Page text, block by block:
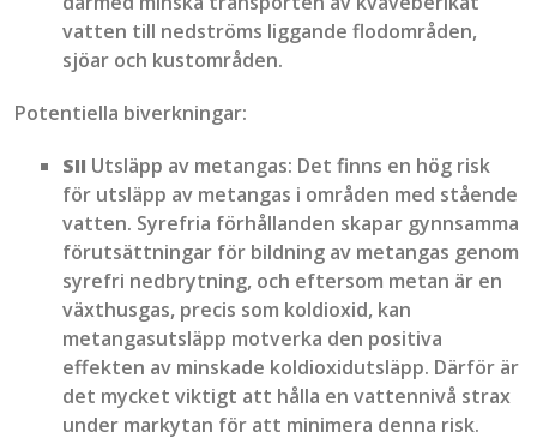
vatten till nedströms liggande flodområden,
sjöar och kustområden.
Potentiella biverkningar:
SII Utsläpp av metangas: Det finns en hög risk
för utsläpp av metangas i områden med stående
vatten. Syrefria förhållanden skapar gynnsamma
förutsättningar för bildning av metangas genom
syrefri nedbrytning, och eftersom metan är en
växthusgas, precis som koldioxid, kan
metangasutsläpp motverka den positiva
effekten av minskade koldioxidutsläpp. Därför är
det mycket viktigt att hålla en vattennivå strax
under markytan för att minimera denna risk.